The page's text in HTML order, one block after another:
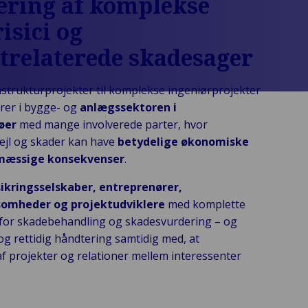
og
skadesager
til komplekse ingeniørprojekter
i bygge- og anlægssektoren i
med mange involverede parter, hvor
og skader kan have betydelige økonomiske
konsekvenser.
entreprenører,
og projektudviklere med komplette
skadebehandling og skadesvurdering – og
rettidig håndtering samtidig med, at
projekter og relationer mellem interessenter